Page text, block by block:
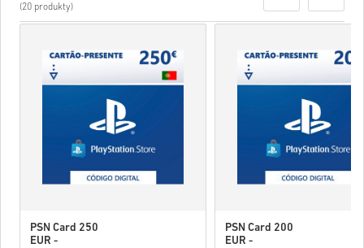
(20 produkty)
PSN Card 250
EUR -
PSN Card 200
EUR -